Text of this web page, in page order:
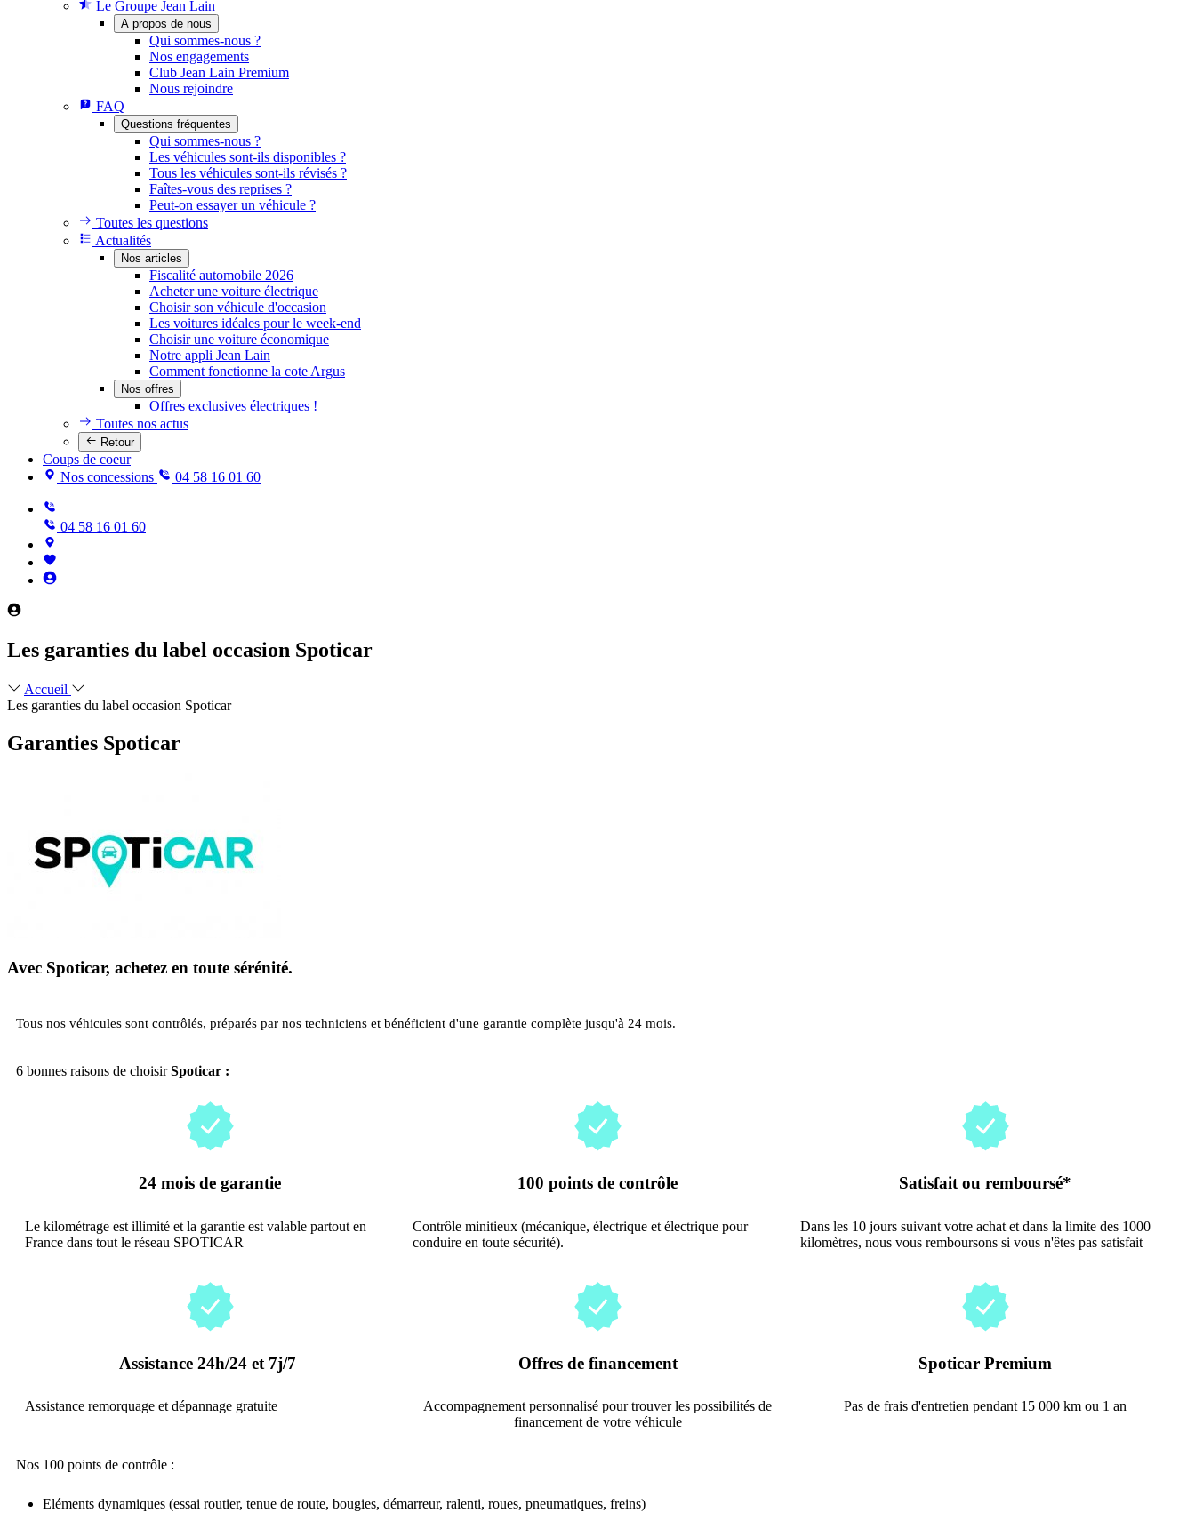
Le Groupe Jean Lain
A propos de nous
Qui sommes-nous ?
Nos engagements
Club Jean Lain Premium
Nous rejoindre
FAQ
Questions fréquentes
Qui sommes-nous ?
Les véhicules sont-ils disponibles ?
Tous les véhicules sont-ils révisés ?
Faîtes-vous des reprises ?
Peut-on essayer un véhicule ?
Toutes les questions
Actualités
Nos articles
Fiscalité automobile 2026
Acheter une voiture électrique
Choisir son véhicule d'occasion
Les voitures idéales pour le week-end
Choisir une voiture économique
Notre appli Jean Lain
Comment fonctionne la cote Argus
Nos offres
Offres exclusives électriques !
Toutes nos actus
Retour
Coups de coeur
Nos concessions
04 58 16 01 60
04 58 16 01 60
Les garanties du label occasion Spoticar
Accueil
Les garanties du label occasion Spoticar
Garanties Spoticar
Avec Spoticar, achetez en toute sérénité.
Tous nos véhicules sont contrôlés, préparés par nos techniciens et bénéficient d'une garantie complète jusqu'à 24 mois.
6 bonnes raisons de choisirSpoticar :
24 mois de garantie
Le kilométrage est illimité et la garantie est valable partout en
France dans tout le réseau SPOTICAR
100 points de contrôle
Contrôle minitieux (mécanique, électrique et électrique pour
conduire en toute sécurité).
Satisfait ou remboursé*
Dans les 10 jours suivant votre achat et dans la limite des 1000
kilomètres, nous vous remboursons si vous n'êtes pas satisfait
Assistance 24h/24 et 7j/7
Assistance remorquage et dépannage gratuite
Offres de financement
Accompagnement personnalisé pour trouver les possibilités de
financement de votre véhicule
Spoticar Premium
Pas de frais d'entretien pendant 15 000 km ou 1 an
Nos 100 points de contrôle :
Eléments dynamiques (essai routier, tenue de route, bougies, démarreur, ralenti, roues, pneumatiques, freins)